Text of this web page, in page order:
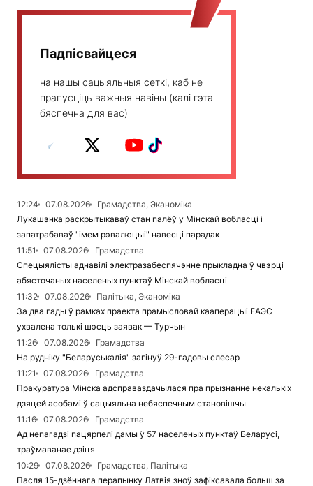
Падпісвайцеся
на нашы сацыяльныя сеткі, каб не
прапусціць важныя навіны (калі гэта
бяспечна для вас)
12:24 07.08.2026
Грамадства, Эканоміка
Лукашэнка раскрытыкаваў стан палёў у Мінскай вобласці і
запатрабаваў "імем рэвалюцыі" навесці парадак
11:51
07.08.2026
Грамадства
Спецыялісты аднавілі электразабеспячэнне прыкладна ў чвэрці
абясточаных населеных пунктаў Мінскай вобласці
11:32
07.08.2026
Палітыка, Эканоміка
За два гады ў рамках праекта прамысловай кааперацыі ЕАЭС
ухвалена толькі шэсць заявак — Турчын
11:26
07.08.2026
Грамадства
На рудніку "Беларуськалія" загінуў 29-гадовы слесар
11:21
07.08.2026
Грамадства
Пракуратура Мінска адсправаздачылася пра прызнанне некалькіх
дзяцей асобамі ў сацыяльна небяспечным становішчы
11:16
07.08.2026
Грамадства
Ад непагадзі пацярпелі дамы ў 57 населеных пунктаў Беларусі,
траўмаванае дзіця
10:29
07.08.2026
Грамадства, Палітыка
Пасля 15-дзённага перапынку Латвія зноў зафіксавала больш за